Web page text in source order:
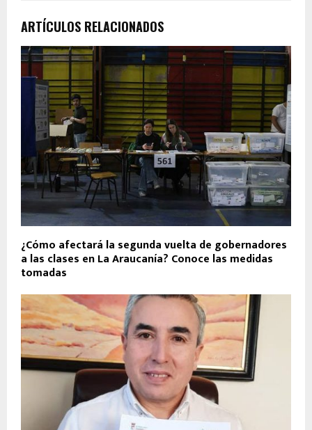
ARTÍCULOS RELACIONADOS
¿Cómo afectará la segunda vuelta de gobernadores
a las clases en La Araucanía? Conoce las medidas
tomadas